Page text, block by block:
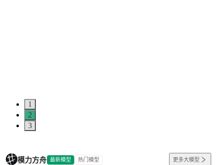
1
2
3
模力方舟 最新模型 热门模型 更多大模型